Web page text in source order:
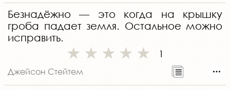
Безнадёжно — это когда на крышку
гроба падает земля. Остальное можно
исправить.
1
Джейсон Стейтем